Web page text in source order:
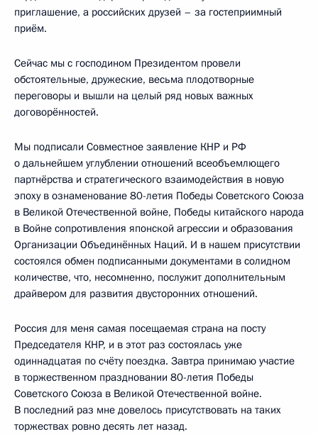
приглашение, а российских друзей – за гостеприимный
приём.
Сейчас мы с господином Президентом провели
обстоятельные, дружеские, весьма плодотворные
переговоры и вышли на целый ряд новых важных
договорённостей.
Мы подписали Совместное заявление КНР и РФ
о дальнейшем углублении отношений всеобъемлющего
партнёрства и стратегического взаимодействия в новую
эпоху в ознаменование 80-летия Победы Советского Союза
в Великой Отечественной войне, Победы китайского народа
в Войне сопротивления японской агрессии и образования
Организации Объединённых Наций. И в нашем присутствии
состоялся обмен подписанными документами в солидном
количестве, что, несомненно, послужит дополнительным
драйвером для развития двусторонних отношений.
Россия для меня самая посещаемая страна на посту
Председателя КНР, и в этот раз состоялась уже
одиннадцатая по счёту поездка. Завтра принимаю участие
в торжественном праздновании 80-летия Победы
Советского Союза в Великой Отечественной войне.
В последний раз мне довелось присутствовать на таких
торжествах ровно десять лет назад.